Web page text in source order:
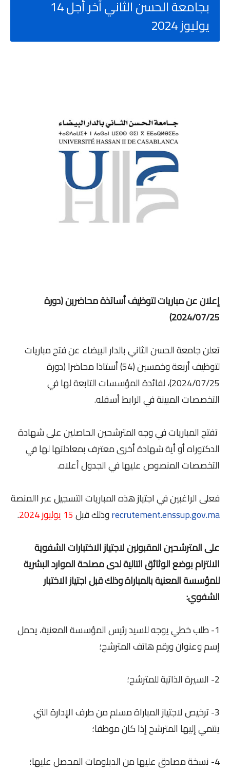
بجامعة الحسن الثاني آخر أجل 14
يوليوز 2024
إعلان عن مباريات لتوظيف أساتذة محاضرين (دورة
2024/07/25)
تعلن جامعة الحسن الثاني بالدار البيضاء عن فتح مباريات
لتوظيف أربعة وخمسين (54) أستاذا محاضرا (دورة
2024/07/25)، لفائدة المؤسسات التابعة لها في
التخصصات المبينة في الرابط أسفله.
تفتح المباريات في وجه المترشحين الحاصلين على شهادة
الدكتوراه أو أية شهادة أخرى معترف بمعادلتها لها في
التخصصات المنصوص عليها في الجدول أعلاه.
فعلى الراغبين في اجتياز هذه المباريات التسجيل عبر االمنصة
recrutement.enssup.gov.maوذلك قبل15 يوليوز 2024
.
على المترشحين المقبولين لاجتياز الاختبارات الشفوية
الالتزام بوضع الوثائق التالية لدى مصلحة الموارد البشرية
للمؤسسة المعنية بالمباراة وذلك قبل اجتياز الاختبار
الشفوي:
1- طلب خطي يوجه للسيد رئيس المؤسسة المعنية، يحمل
إسم وعنوان ورقم هاتف المترشح؛
2- السيرة الذاتية للمترشح؛
3- ترخيص لاجتياز المباراة مسلم من طرف الإدارة التي
ينتمي إليها المترشح إذا كان موظفا؛
4- نسخة مصادق عليها من الدبلومات المحصل عليها؛